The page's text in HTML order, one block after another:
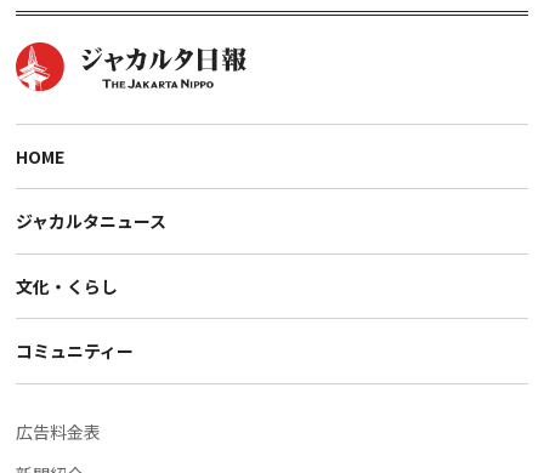
HOME
ジャカルタニュース
文化・くらし
コミュニティー
広告料金表